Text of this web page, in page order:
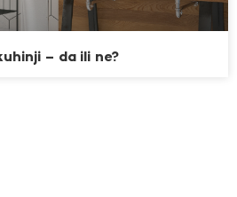
– da ili ne?